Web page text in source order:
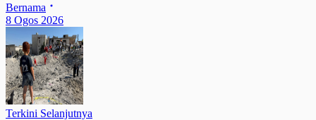
Bernama
8 Ogos 2026
Terkini Selanjutnya